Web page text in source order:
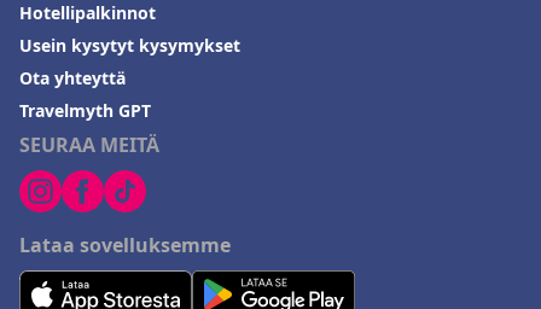
SEURAA MEITÄ
Lataa sovelluksemme
Hotellipalkinnot
Usein kysytyt kysymykset
Ota yhteyttä
Travelmyth GPT